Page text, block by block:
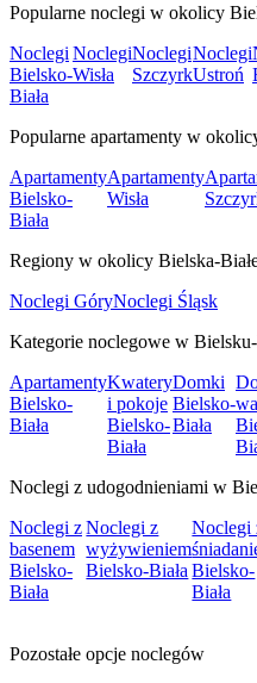
Popularne noclegi w okolicy
Noclegi
Bielsko-
Biała
Noclegi
Wisła
Noclegi
Szczyrk
Noclegi
Ustroń
Popularne apartamenty w
Apartamenty
Bielsko-
Biała
Apartamenty
Wisła
Regiony w okolicy Bielska-
Noclegi GóryNoclegi Śląsk
Kategorie noclegowe w Bielsku-
Apartamenty
Bielsko-
Biała
Kwatery
i pokoje
Bielsko-
Biała
Domki
Bielsko-
Biała
Noclegi z udogodnieniami w
Noclegi z
basenem
Bielsko-
Biała
Noclegi z
wyżywieniem
Bielsko-Biała
Noclegi
Bielsko-
Biała
Pozostałe opcje noclegów